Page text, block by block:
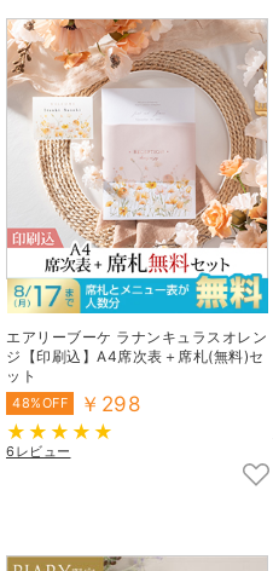
エアリーブーケ ラナンキュラスオレン
ジ【印刷込】A4席次表＋席札(無料)セ
ット
48%OFF ￥298
6レビュー